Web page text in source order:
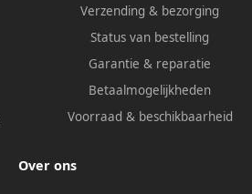
Verzending & bezorging
Status van bestelling
Garantie & reparatie
Betaalmogelijkheden
Voorraad & beschikbaarheid
Over ons